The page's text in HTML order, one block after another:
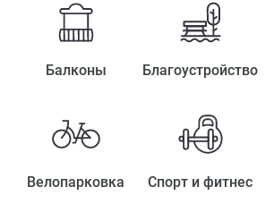
Балконы Благоустройство
Велопарковка Спорт и фитнес